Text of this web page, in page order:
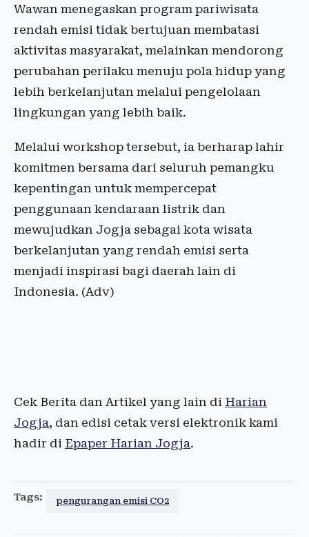
Wawan menegaskan program pariwisata
rendah emisi tidak bertujuan membatasi
aktivitas masyarakat, melainkan mendorong
perubahan perilaku menuju pola hidup yang
lebih berkelanjutan melalui pengelolaan
lingkungan yang lebih baik.
Melalui workshop tersebut, ia berharap lahir
komitmen bersama dari seluruh pemangku
kepentingan untuk mempercepat
penggunaan kendaraan listrik dan
mewujudkan Jogja sebagai kota wisata
berkelanjutan yang rendah emisi serta
menjadi inspirasi bagi daerah lain di
Indonesia. (Adv)
Cek Berita dan Artikel yang lain di Harian
Jogja, dan edisi cetak versi elektronik kami
hadir di Epaper Harian Jogja.
Tags: pengurangan emisi CO2